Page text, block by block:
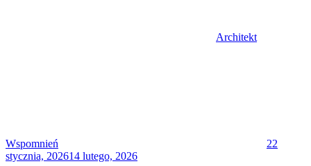
Architekt
Wspomnień
22
stycznia, 202614 lutego, 2026